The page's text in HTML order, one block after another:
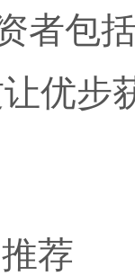
者包
优步
推荐